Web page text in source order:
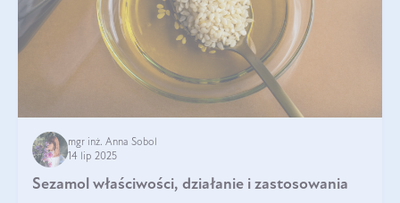
mgr inż. Anna Sobol
14 lip 2025
Sezamol właściwości, działanie i zastosowania